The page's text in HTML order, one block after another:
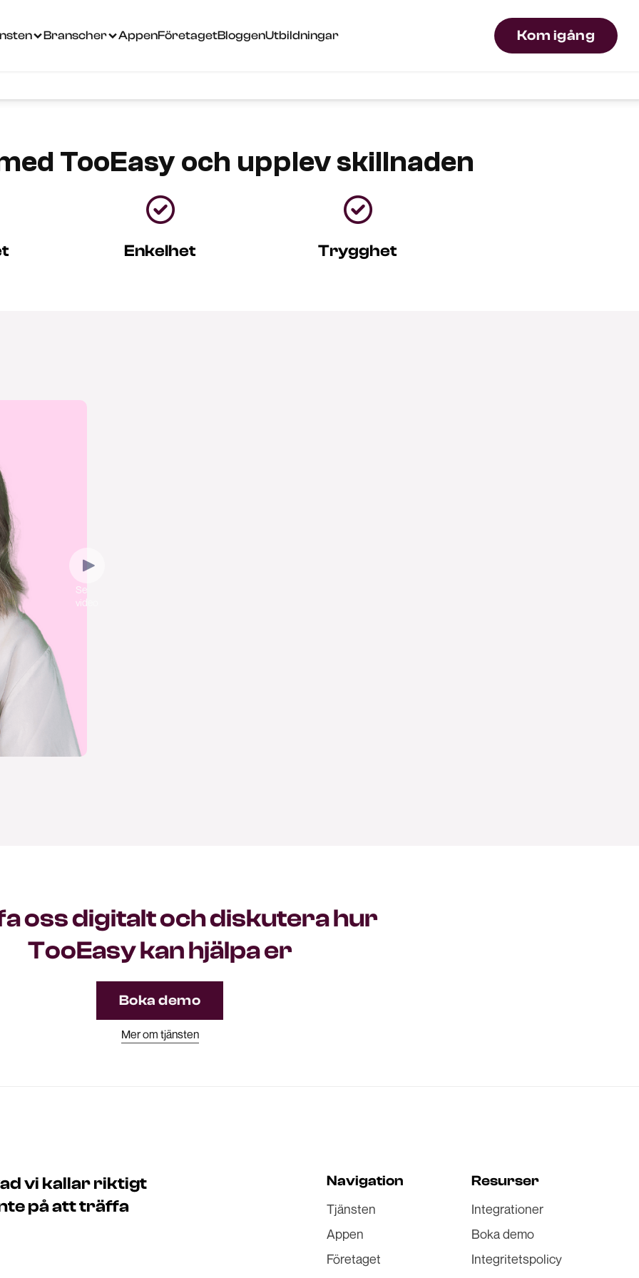
Branscher AppenFöretagetBloggenUtbildningar Kom igång
TooEasy och upplev skillnaden

Enkelhet

Trygghet
Se
video
oss digitalt och diskutera hur
TooEasy kan hjälpa er
Boka demo
Mer om tjänsten
vi kallar riktigt
på att träffa
Navigation
Tjänsten
Appen
Företaget
Resurser
Integrationer
Boka demo
Integritetspolicy